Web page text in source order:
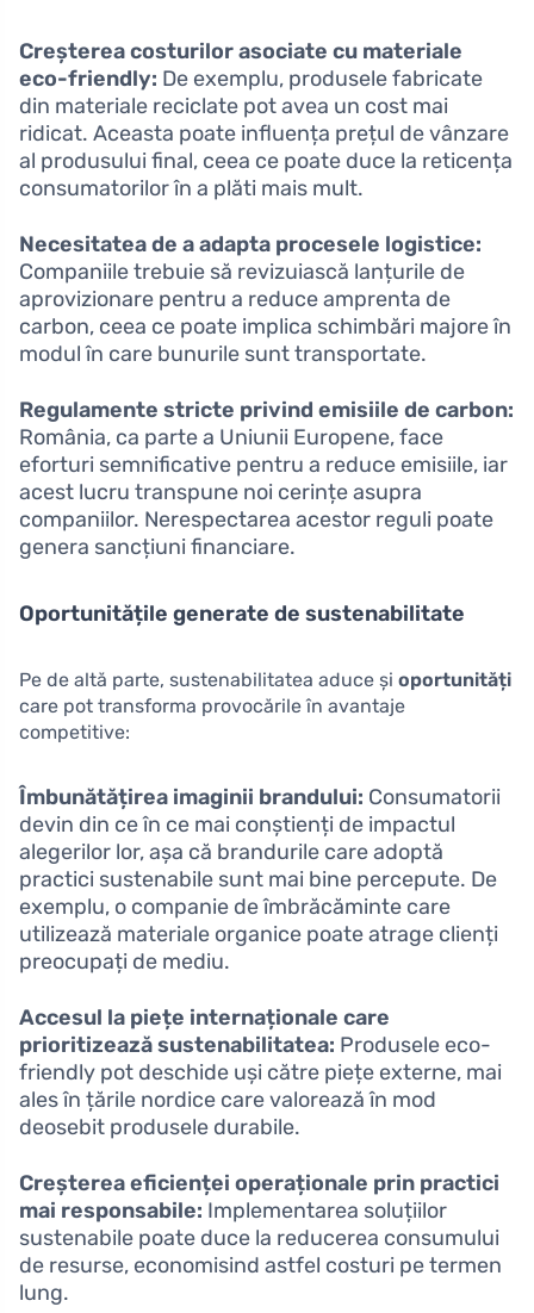
Creșterea costurilor asociate cu materiale
eco-friendly: De exemplu, produsele fabricate
din materiale reciclate pot avea un cost mai
ridicat. Aceasta poate influența prețul de vânzare
al produsului final, ceea ce poate duce la reticența
consumatorilor în a plăti mais mult.
Necesitatea de a adapta procesele logistice:
Companiile trebuie să revizuiască lanțurile de
aprovizionare pentru a reduce amprenta de
carbon, ceea ce poate implica schimbări majore în
modul în care bunurile sunt transportate.
Regulamente stricte privind emisiile de carbon:
România, ca parte a Uniunii Europene, face
eforturi semnificative pentru a reduce emisiile, iar
acest lucru transpune noi cerințe asupra
companiilor. Nerespectarea acestor reguli poate
genera sancțiuni financiare.
Oportunitățile generate de sustenabilitate
Pe de altă parte, sustenabilitatea aduce și oportunități
care pot transforma provocările în avantaje
competitive:
Îmbunătățirea imaginii brandului: Consumatorii
devin din ce în ce mai conștienți de impactul
alegerilor lor, așa că brandurile care adoptă
practici sustenabile sunt mai bine percepute. De
exemplu, o companie de îmbrăcăminte care
utilizează materiale organice poate atrage clienți
preocupați de mediu.
Accesul la piețe internaționale care
prioritizează sustenabilitatea: Produsele eco-
friendly pot deschide uși către piețe externe, mai
ales în țările nordice care valorează în mod
deosebit produsele durabile.
Creșterea eficienței operaționale prin practici
mai responsabile: Implementarea soluțiilor
sustenabile poate duce la reducerea consumului
de resurse, economisind astfel costuri pe termen
lung.